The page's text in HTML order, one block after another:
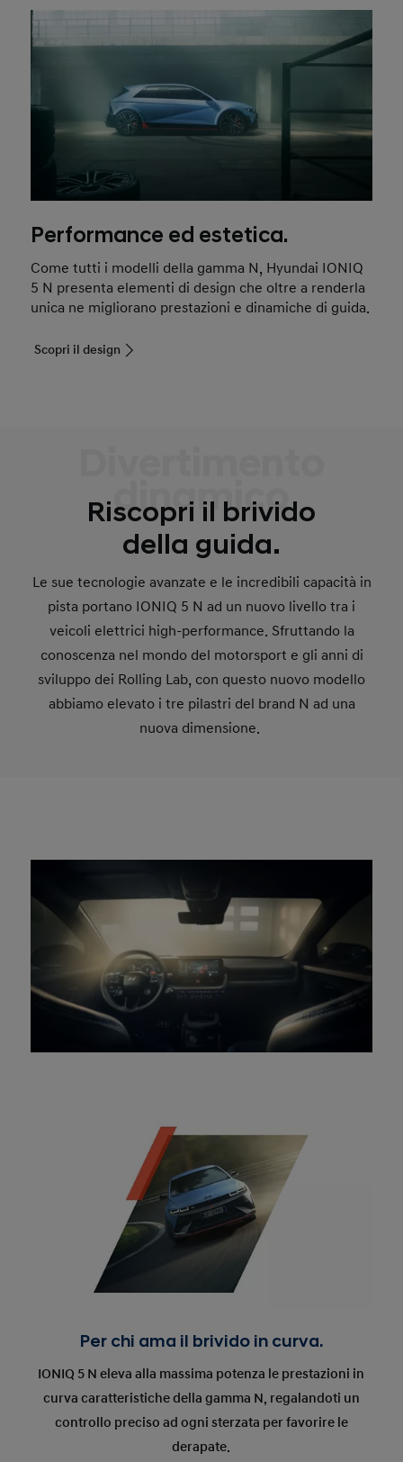
Performance ed estetica.
Come tutti i modelli della gamma N, Hyundai IONIQ
5 N presenta elementi di design che oltre a renderla
unica ne migliorano prestazioni e dinamiche di guida.
Scopri il design
dinamico
Riscopri il brivido
della guida.
Le sue tecnologie avanzate e le incredibili capacità in
pista portano IONIQ 5 N ad un nuovo livello tra i
veicoli elettrici high-performance. Sfruttando la
conoscenza nel mondo del motorsport e gli anni di
sviluppo dei Rolling Lab, con questo nuovo modello
abbiamo elevato i tre pilastri del brand N ad una
nuova dimensione.
Per chi ama il brivido in curva.
IONIQ 5 N eleva alla massima potenza le prestazioni in
curva caratteristiche della gamma N, regalandoti un
controllo preciso ad ogni sterzata per favorire le
derapate.